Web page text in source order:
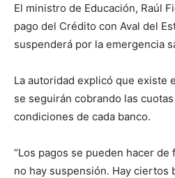
El ministro de Educación, Raúl
pago del Crédito con Aval del
suspenderá por la emergencia
La autoridad explicó que existe
se seguirán cobrando las
condiciones de cada banco.
“Los pagos se pueden hacer
no hay suspensión. Hay ciertos